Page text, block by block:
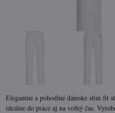
Elegantné a pohodlné dámske slim fit
ideálne do práce aj na voľný čas.